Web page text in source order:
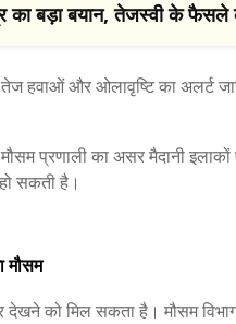
का बड़ा बयान, तेजस्वी के फैसले
हवाओं और ओलावृष्टि का अलर्ट
प्रणाली का असर मैदानी
सकती है।
मौसम
को मिल सकता है। मौसम